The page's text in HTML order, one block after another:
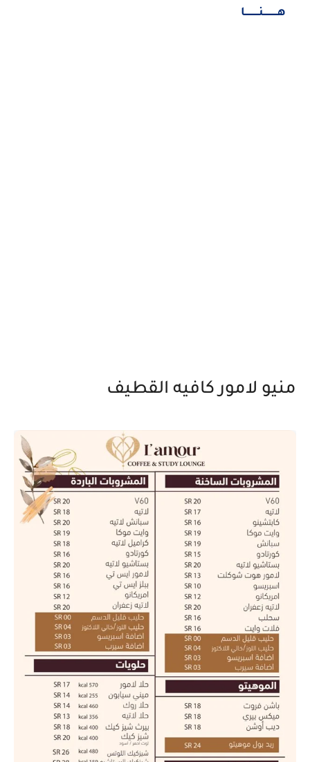
هــــــــــنــــــــــا
منيو لامور كافيه القطيف